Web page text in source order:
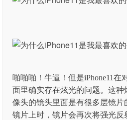
啪啪啪！牛逼！但是iPhone11在
面里确实存在炫光的问题。这
像头的镜头里面是有很多层镜
镜片上时，镜片会再次将强光